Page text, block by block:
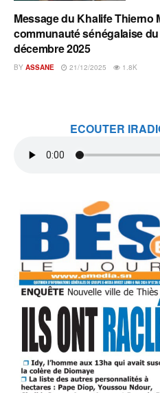
A L'INSTANT
Message du Khalife Thierno
communauté sénégalaise
décembre 2025
BY ASSANE 21/12/2025 1.8K
ECOUTER